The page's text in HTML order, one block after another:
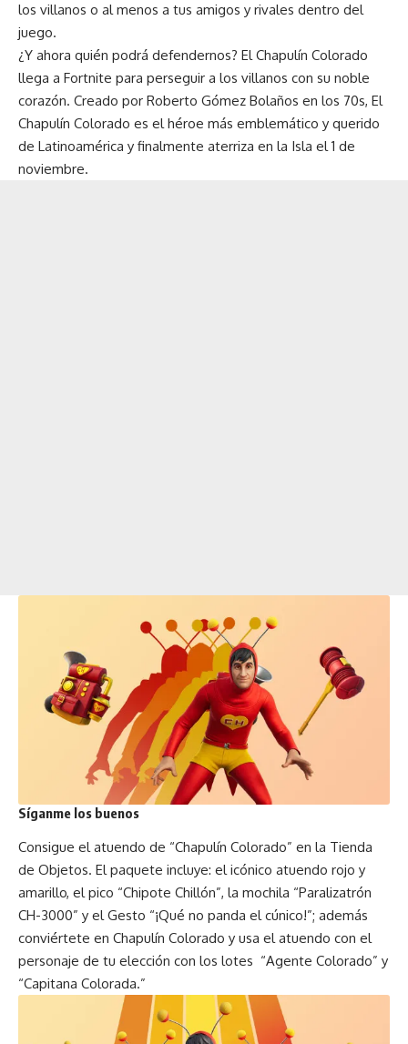
los villanos o al menos a tus amigos y rivales dentro del
juego.
¿Y ahora quién podrá defendernos? El Chapulín Colorado
llega a Fortnite para perseguir a los villanos con su noble
corazón. Creado por Roberto Gómez Bolaños en los 70s, El
Chapulín Colorado es el héroe más emblemático y querido
de Latinoamérica y finalmente aterriza en la Isla el 1 de
noviembre.
Síganme los buenos
Consigue el atuendo de “Chapulín Colorado” en la Tienda
de Objetos. El paquete incluye: el icónico atuendo rojo y
amarillo, el pico “Chipote Chillón”, la mochila “Paralizatrón
CH-3000” y el Gesto “¡Qué no panda el cúnico!”; además
conviértete en Chapulín Colorado y usa el atuendo con el
personaje de tu elección con los lotes “Agente Colorado” y
“Capitana Colorada.”